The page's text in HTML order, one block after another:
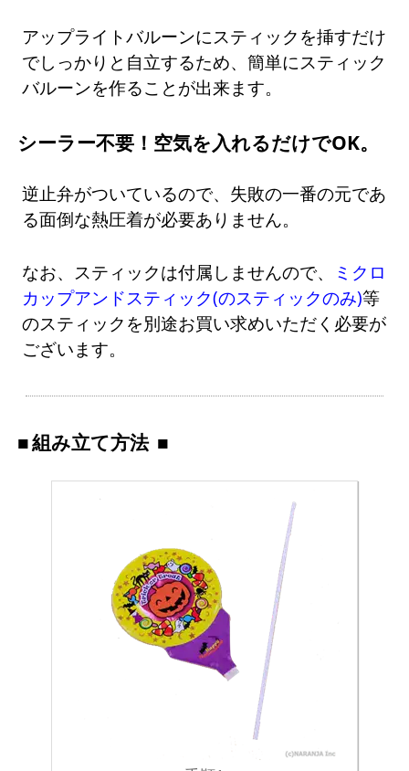
アップライトバルーンにスティックを挿すだけ
でしっかりと自立するため、簡単にスティック
バルーンを作ることが出来ます。
シーラー不要！空気を入れるだけでOK。
逆止弁がついているので、失敗の一番の元であ
る面倒な熱圧着が必要ありません。
なお、スティックは付属しませんので、
ミクロ
カップアンドスティック(のスティックのみ)等
のスティックを別途お買い求めいただく必要が
ございます。
組み立て方法